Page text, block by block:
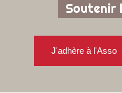
Soutenir
J'adhère à l'Asso